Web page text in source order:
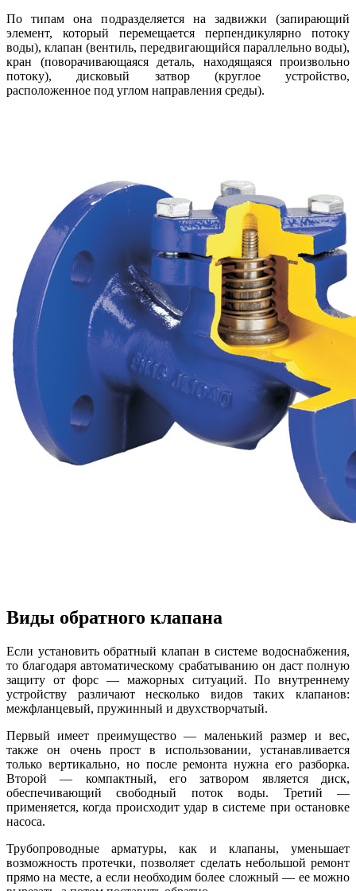
По типам она подразделяется на задвижки (запирающий
элемент, который перемещается перпендикулярно потоку
воды), клапан (вентиль, передвигающийся параллельно воды),
кран (поворачивающаяся деталь, находящаяся произвольно
потоку), дисковый затвор (круглое устройство,
расположенное под углом направления среды).
Виды обратного клапана
Если установить обратный клапан в системе водоснабжения,
то благодаря автоматическому срабатыванию он даст полную
защиту от форс — мажорных ситуаций. По внутреннему
устройству различают несколько видов таких клапанов:
межфланцевый, пружинный и двухстворчатый.
Первый имеет преимущество — маленький размер и вес,
также он очень прост в использовании, устанавливается
только вертикально, но после ремонта нужна его разборка.
Второй — компактный, его затвором является диск,
обеспечивающий свободный поток воды. Третий —
применяется, когда происходит удар в системе при остановке
насоса.
Трубопроводные арматуры, как и клапаны, уменьшает
возможность протечки, позволяет сделать небольшой ремонт
прямо на месте, а если необходим более сложный — ее можно